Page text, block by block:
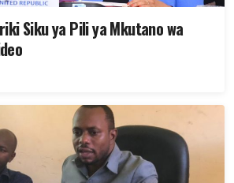
Siku ya Pili ya Mkutano wa